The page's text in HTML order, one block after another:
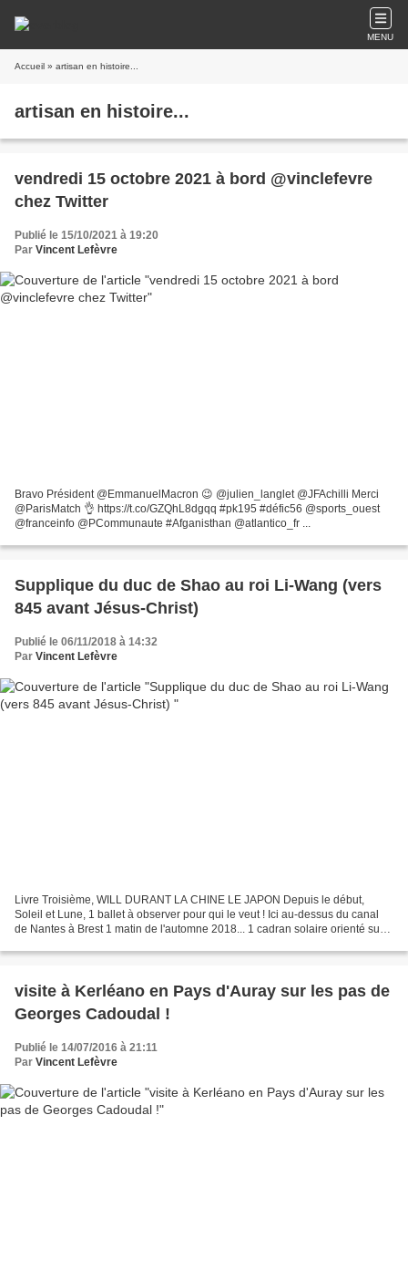
MENU
Accueil » artisan en histoire...
artisan en histoire...
vendredi 15 octobre 2021 à bord @vinclefevre
chez Twitter
Publié le 15/10/2021 à 19:20
Par Vincent Lefèvre
Bravo Président @EmmanuelMacron 😉 @julien_langlet @JFAchilli Merci
@ParisMatch 👌 https://t.co/GZQhL8dgqq #pk195 #défic56 @sports_ouest
@franceinfo @PCommunaute #Afganisthan @atlantico_fr ...
Supplique du duc de Shao au roi Li-Wang (vers
845 avant Jésus-Christ)
Publié le 06/11/2018 à 14:32
Par Vincent Lefèvre
Livre Troisième, WILL DURANT LA CHINE LE JAPON Depuis le début,
Soleil et Lune, 1 ballet à observer pour qui le veut ! Ici au-dessus du canal
de Nantes à Brest 1 matin de l'automne 2018... 1 cadran solaire orienté sud
visite à Kerléano en Pays d'Auray sur les pas de
Georges Cadoudal !
Publié le 14/07/2016 à 21:11
Par Vincent Lefèvre